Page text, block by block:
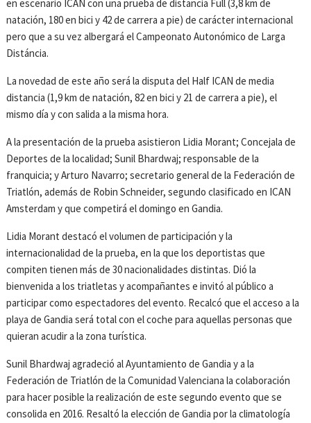
en escenario ICAN con una prueba de distancia Full (3,8 km de
natación, 180 en bici y 42 de carrera a pie) de carácter internacional
pero que a su vez albergará el Campeonato Autonómico de Larga
Distáncia.
La novedad de este año será la disputa del Half ICAN de media
distancia (1,9 km de natación, 82 en bici y 21 de carrera a pie), el
mismo día y con salida a la misma hora.
A la presentación de la prueba asistieron Lidia Morant; Concejala de
Deportes de la localidad; Sunil Bhardwaj; responsable de la
franquicia; y Arturo Navarro; secretario general de la Federación de
Triatlón, además de Robin Schneider, segundo clasificado en ICAN
Amsterdam y que competirá el domingo en Gandia.
Lidia Morant destacó el volumen de participación y la
internacionalidad de la prueba, en la que los deportistas que
compiten tienen más de 30 nacionalidades distintas. Dió la
bienvenida a los triatletas y acompañantes e invitó al público a
participar como espectadores del evento. Recalcó que el acceso a la
playa de Gandia será total con el coche para aquellas personas que
quieran acudir a la zona turística.
Sunil Bhardwaj agradeció al Ayuntamiento de Gandia y a la
Federación de Triatlón de la Comunidad Valenciana la colaboración
para hacer posible la realización de este segundo evento que se
consolida en 2016. Resaltó la elección de Gandia por la climatología